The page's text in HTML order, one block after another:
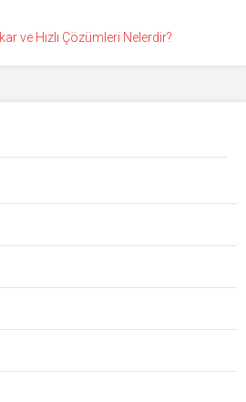
ve Hızlı Çözümleri Nelerdir?